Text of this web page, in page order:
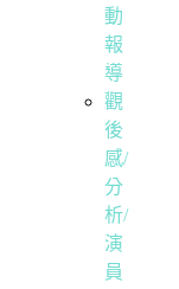
動
報
導
觀
後
感/
分
析/
演
員